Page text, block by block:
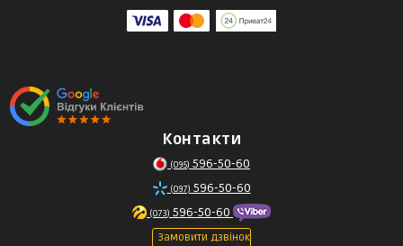
Контакти
(095) 596-50-60
(097) 596-50-60
(073) 596-50-60
Замовити дзвінок